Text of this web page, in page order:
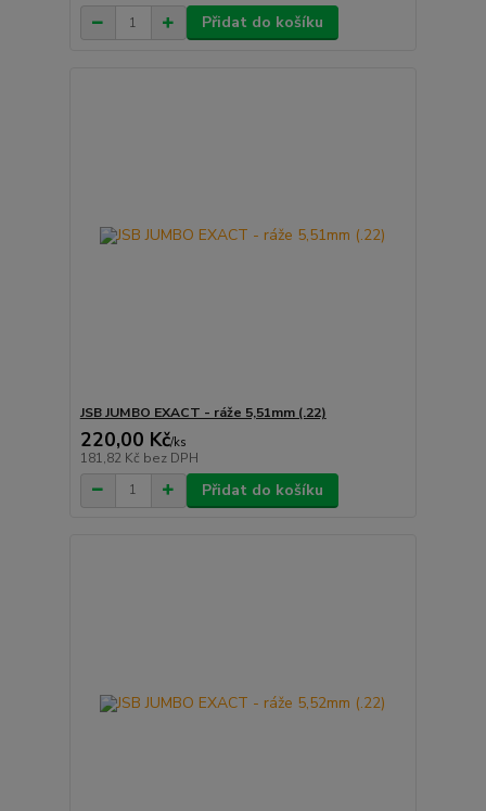
Přidat do košíku
JSB JUMBO EXACT - ráže 5,51mm (.22)
220,00 Kč/ks
181,82 Kč bez DPH
Přidat do košíku